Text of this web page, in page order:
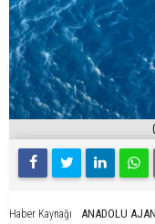
Haber Kaynağı ANADOLU